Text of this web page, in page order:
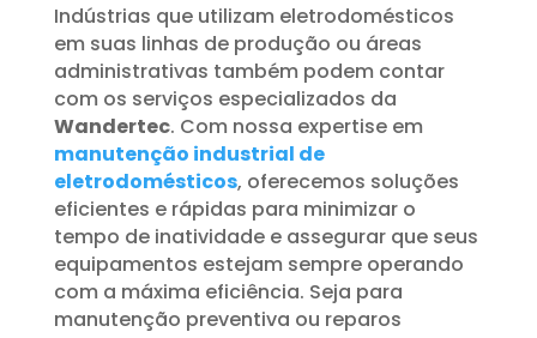
Indústrias que utilizam eletrodomésticos
em suas linhas de produção ou áreas
administrativas também podem contar
com os serviços especializados da
Wandertec. Com nossa expertise em
manutenção industrial de
eletrodomésticos, oferecemos soluções
eficientes e rápidas para minimizar o
tempo de inatividade e assegurar que seus
equipamentos estejam sempre operando
com a máxima eficiência. Seja para
manutenção preventiva ou reparos